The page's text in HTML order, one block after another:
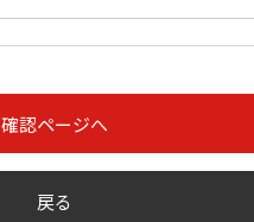
確認ページへ
戻る